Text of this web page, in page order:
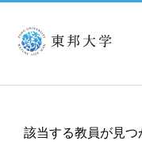
該当する教員が見つ